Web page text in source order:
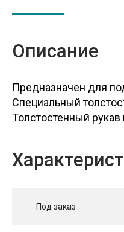
Описание
Предназначен для
Специальный
Толстоcтенный
Под заказ